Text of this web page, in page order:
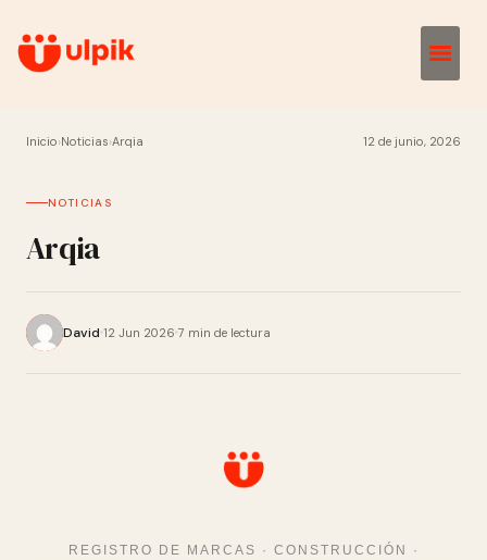
Inicio›Noticias›Arqia 12 de junio, 2026
NOTICIAS
Arqia
David 12 Jun 2026 7 min de lectura
REGISTRO DE MARCAS · CONSTRUCCIÓN ·